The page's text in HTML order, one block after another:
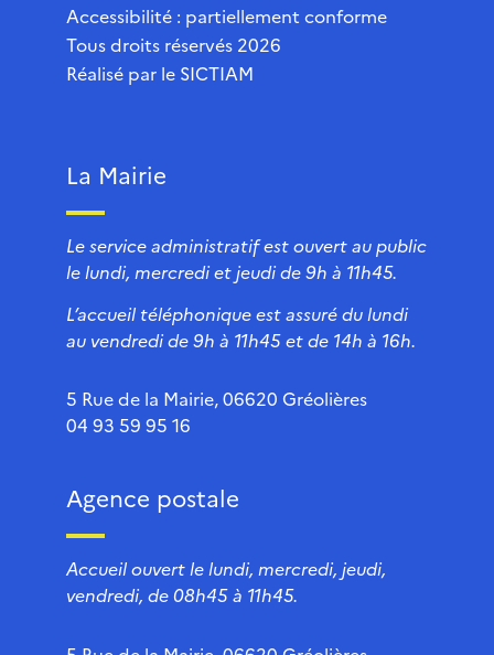
Accessibilité : partiellement conforme
Tous droits réservés 2026
Réalisé par le SICTIAM
La Mairie
Le service administratif est ouvert au public
le lundi, mercredi et jeudi de 9h à 11h45.
L’accueil téléphonique est assuré du lundi
au vendredi de 9h à 11h45 et de 14h à 16h.
5 Rue de la Mairie, 06620 Gréolières
04 93 59 95 16
Agence postale
Accueil ouvert le lundi, mercredi, jeudi,
vendredi, de 08h45 à 11h45.